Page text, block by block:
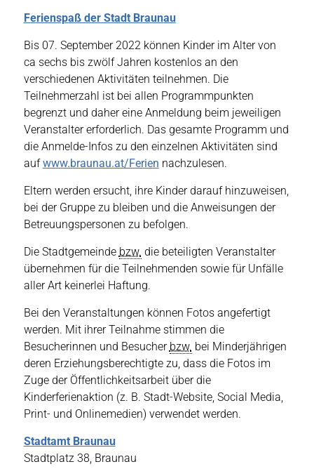
Ferienspaß der Stadt Braunau
Bis 07. September 2022 können Kinder im Alter von
ca sechs bis zwölf Jahren kostenlos an den
verschiedenen Aktivitäten teilnehmen. Die
Teilnehmerzahl ist bei allen Programmpunkten
begrenzt und daher eine Anmeldung beim jeweiligen
Veranstalter erforderlich. Das gesamte Programm und
die Anmelde-Infos zu den einzelnen Aktivitäten sind
aufwww.braunau.at/Ferien nachzulesen.
Eltern werden ersucht, ihre Kinder darauf hinzuweisen,
bei der Gruppe zu bleiben und die Anweisungen der
Betreuungspersonen zu befolgen.
Die Stadtgemeinde bzw. die beteiligten Veranstalter
übernehmen für die Teilnehmenden sowie für Unfälle
aller Art keinerlei Haftung.
Bei den Veranstaltungen können Fotos angefertigt
werden. Mit ihrer Teilnahme stimmen die
Besucherinnen und Besucher bzw. bei Minderjährigen
deren Erziehungsberechtigte zu, dass die Fotos im
Zuge der Öffentlichkeitsarbeit über die
Kinderferienaktion (z. B. Stadt-Website, Social Media,
Print- und Onlinemedien) verwendet werden.
Stadtamt Braunau
Stadtplatz 38, Braunau